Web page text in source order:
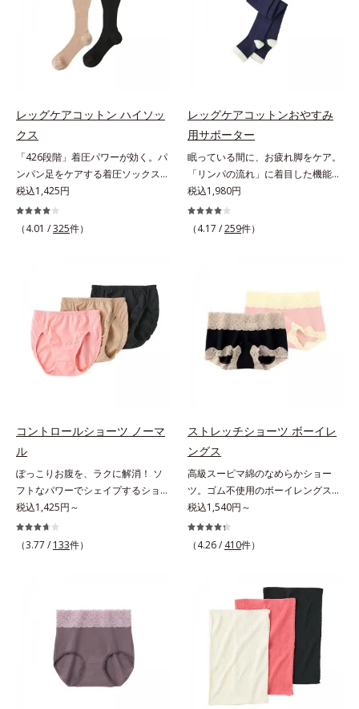
めずにはけるスニーカーなどを手軽
にはけるのも魅力です。生地が厚ぼ
ったくないので靴ひもをゆるめずに
サッとはけ、お出かけに手間取りま
レッグケアコットン ハイソッ
クス
「426段階」着圧パワーが効く。パ
ンパン足をケアする着圧ソックス。
驚異的な「426段階」着圧で、足す
っきり足指の付け根から上へ、1列
ずつパワーが変わる426段階着圧を
り、足への負担が少ない着圧ケアを
実現。仕事中に長時間はいても苦し
くなりません。
税込1,425円
（4.01 /325件）
レッグケアコットンおやすみ
用サポーター
眠っている間に、お疲れ脚をケア。
「リンパの流れ」に着目した機能設
計。「644段階着圧」を採用した夜
用サポーターなんと644段階も着圧
パワーが変わる！ 眠っている間
644段階ならではの威力を、朝起き
た時にはっきり実感します。
税込1,980円
（4.17 /259件）
コントロールショーツ ノーマ
ル
ぽっこりお腹を、ラクに解消！ ソ
フトなパワーでシェイプするショー
ツ。苦しさなくお腹をシェイプ気に
なるぽっこりお腹を、すっきりフラ
ットに整えてくれるショーツです。
りません。パワーネットはやわらか
い起毛素材で、硬さやゴワつきもあ
りません。高級綿で、肌あたり快適
身生地にはなめらかな風合いの良質
な綿糸をたっぷり使用し、肌あたり
税込1,425円～
（3.77 / 133件）
ストレッチショーツ ボーイレ
ングス
高級スーピマ綿のなめらかショー
ツ。ゴム不使用のボーイレングス。
ぴったり密着して、くいこまない座
るとヒップの面積は広がり、立つと
元に戻ります。このような「面積の
たっぷり包み込む布分量を使いまし
た。だからどんな動きにも密着し
て、ズレやくいこみがありません。
股上浅めでローライズパンツもはき
こなせるボーイレングスタイプで
す。うっとりするような肌ざわり
「高級スーピマ綿」を贅沢に使用
税込1,540円～
（4.26 / 410件）